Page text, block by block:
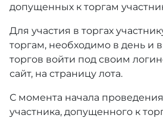
допущенных к торгам
Для участия в торгах
торгам, необходимо в день и
торгов войти под своим
сайт, на страницу лота.
С момента начала
участника, допущенного к